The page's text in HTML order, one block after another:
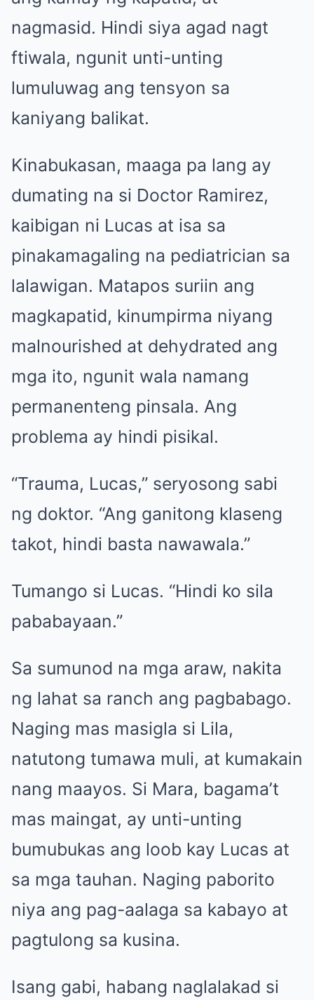
nagmasid. Hindi siya agad nagt
ftiwala, ngunit unti-unting
lumuluwag ang tensyon sa
kaniyang balikat.
Kinabukasan, maaga pa lang ay
dumating na si Doctor Ramirez,
kaibigan ni Lucas at isa sa
pinakamagaling na pediatrician sa
lalawigan. Matapos suriin ang
magkapatid, kinumpirma niyang
malnourished at dehydrated ang
mga ito, ngunit wala namang
permanenteng pinsala. Ang
problema ay hindi pisikal.
“Trauma, Lucas,” seryosong sabi
ng doktor. “Ang ganitong klaseng
takot, hindi basta nawawala.”
Tumango si Lucas. “Hindi ko sila
pababayaan.”
Sa sumunod na mga araw, nakita
ng lahat sa ranch ang pagbabago.
Naging mas masigla si Lila,
natutong tumawa muli, at kumakain
nang maayos. Si Mara, bagama’t
mas maingat, ay unti-unting
bumubukas ang loob kay Lucas at
sa mga tauhan. Naging paborito
niya ang pag-aalaga sa kabayo at
pagtulong sa kusina.
Isang gabi, habang naglalakad si